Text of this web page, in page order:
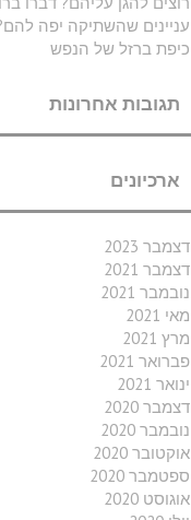
עניינים שהשתיקה יפה
כיפת ברזל של הנפש
תגובות אחרונות
ארכיונים
דצמבר 2023
דצמבר 2021
נובמבר 2021
מאי 2021
מרץ 2021
פברואר 2021
ינואר 2021
דצמבר 2020
נובמבר 2020
אוקטובר 2020
ספטמבר 2020
אוגוסט 2020